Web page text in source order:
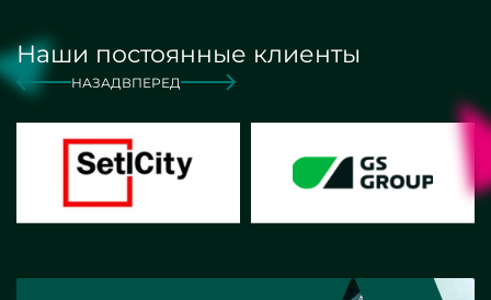
Наши постоянные клиенты
НАЗАД ВПЕРЕД